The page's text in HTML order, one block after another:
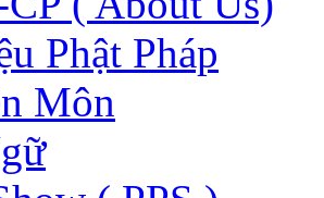
Phật Pháp
Môn